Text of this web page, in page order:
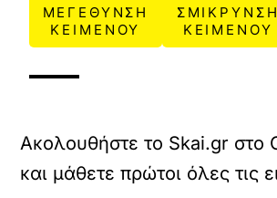
ΜΕΓΕΘΥΝΣΗ
ΚΕΙΜΕΝΟΥ
ΣΜΙΚΡΥΝΣΗ
ΚΕΙΜΕΝΟΥ
Ακολουθήστε το Skai.gr στο
και μάθετε πρώτοι όλες τις